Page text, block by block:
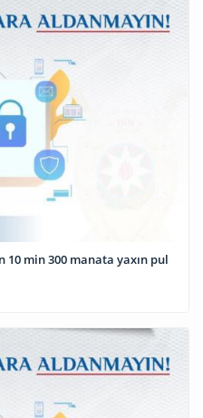
min 300 manata yaxın pul